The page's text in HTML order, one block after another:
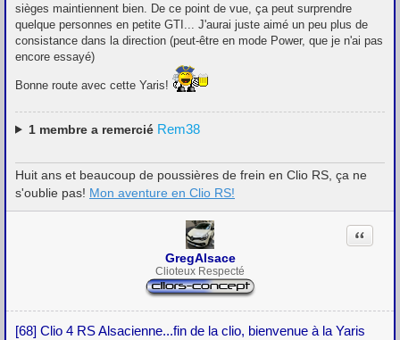
sièges maintiennent bien. De ce point de vue, ça peut surprendre
quelque personnes en petite GTI... J'aurai juste aimé un peu plus de
consistance dans la direction (peut-être en mode Power, que je n'ai pas
encore essayé)
Bonne route avec cette Yaris!
1membre a remercié Rem38
Huit ans et beaucoup de poussières de frein en Clio RS, ça ne
s'oublie pas! Mon aventure en Clio RS!
GregAlsace
Clioteux Respecté
[68] Clio 4 RS Alsacienne...fin de la clio, bienvenue à la Yaris
Citation